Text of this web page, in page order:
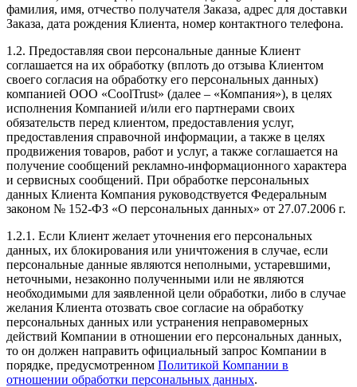
фамилия, имя, отчество получателя Заказа, адрес для доставки
Заказа, дата рождения Клиента, номер контактного телефона.
1.2. Предоставляя свои персональные данные Клиент
соглашается на их обработку (вплоть до отзыва Клиентом
своего согласия на обработку его персональных данных)
компанией ООО «CoolTrust» (далее – «Компания»), в целях
исполнения Компанией и/или его партнерами своих
обязательств перед клиентом, предоставления услуг,
предоставления справочной информации, а также в целях
продвижения товаров, работ и услуг, а также соглашается на
получение сообщений рекламно-информационного характера
и сервисных сообщений. При обработке персональных
данных Клиента Компания руководствуется Федеральным
законом № 152-ФЗ «О персональных данных» от 27.07.2006 г.
1.2.1. Если Клиент желает уточнения его персональных
данных, их блокирования или уничтожения в случае, если
персональные данные являются неполными, устаревшими,
неточными, незаконно полученными или не являются
необходимыми для заявленной цели обработки, либо в случае
желания Клиента отозвать свое согласие на обработку
персональных данных или устранения неправомерных
действий Компании в отношении его персональных данных,
то он должен направить официальный запрос Компании в
порядке, предусмотренном Политикой Компании в
отношении обработки персональных данных.